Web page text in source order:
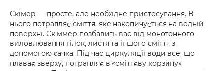
Скімер — просте, але необхідне пристосування. В
нього потрапляє сміття, яке накопичується на водній
поверхні. Скіммер позбавить вас від монотонного
виловлювання гілок, листя та іншого сміття з
допомогою сачка. Під час циркуляції води все, що
плаває зверху, потрапляє в «сміттєву корзину»